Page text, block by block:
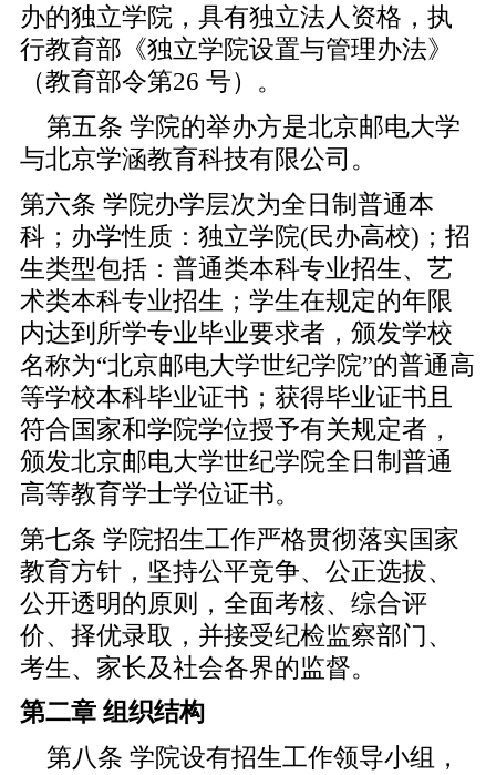
办的独立学院，具有独立法人资格，执
行教育部《独立学院设置与管理办法》
（教育部令第26 号）。
第五条 学院的举办方是北京邮电大学
与北京学涵教育科技有限公司。
第六条 学院办学层次为全日制普通本
科；办学性质：独立学院(民办高校)；招
生类型包括：普通类本科专业招生、艺
术类本科专业招生；学生在规定的年限
内达到所学专业毕业要求者，颁发学校
名称为“北京邮电大学世纪学院”的普通高
等学校本科毕业证书；获得毕业证书且
符合国家和学院学位授予有关规定者，
颁发北京邮电大学世纪学院全日制普通
高等教育学士学位证书。
第七条 学院招生工作严格贯彻落实国家
教育方针，坚持公平竞争、公正选拔、
公开透明的原则，全面考核、综合评
价、择优录取，并接受纪检监察部门、
考生、家长及社会各界的监督。
第二章 组织结构
第八条 学院设有招生工作领导小组，